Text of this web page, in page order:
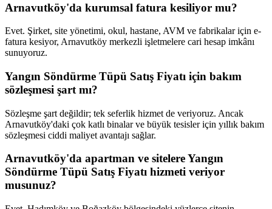
Arnavutköy'da kurumsal fatura kesiliyor mu?
Evet. Şirket, site yönetimi, okul, hastane, AVM ve fabrikalar için e-
fatura kesiyor, Arnavutköy merkezli işletmelere cari hesap imkânı
sunuyoruz.
Yangın Söndürme Tüpü Satış Fiyatı için bakım
sözleşmesi şart mı?
Sözleşme şart değildir; tek seferlik hizmet de veriyoruz. Ancak
Arnavutköy'daki çok katlı binalar ve büyük tesisler için yıllık bakım
sözleşmesi ciddi maliyet avantajı sağlar.
Arnavutköy'da apartman ve sitelere Yangın
Söndürme Tüpü Satış Fiyatı hizmeti veriyor
musunuz?